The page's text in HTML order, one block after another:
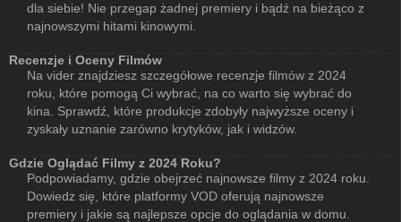
dla siebie! Nie przegap żadnej premiery i bądź na bieżąco z
najnowszymi hitami kinowymi.
Recenzje i Oceny Filmów
Na vider znajdziesz szczegółowe recenzje filmów z 2024
roku, które pomogą Ci wybrać, na co warto się wybrać do
kina. Sprawdź, które produkcje zdobyły najwyższe oceny i
zyskały uznanie zarówno krytyków, jak i widzów.
Gdzie Oglądać Filmy z 2024 Roku?
Podpowiadamy, gdzie obejrzeć najnowsze filmy z 2024 roku.
Dowiedz się, które platformy VOD oferują najnowsze
premiery i jakie są najlepsze opcje do oglądania w domu.